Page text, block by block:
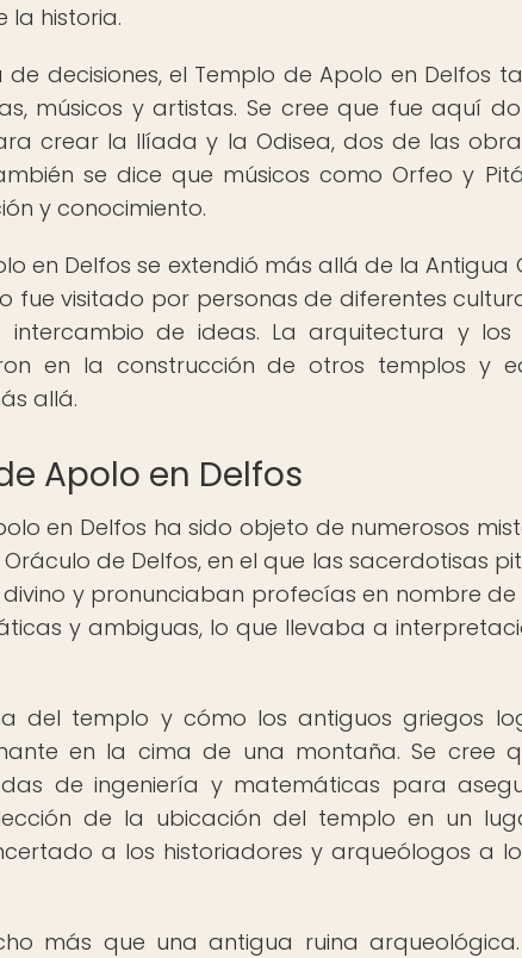
la historia.
decisiones, el Templo de Apolo en Delfos
músicos y artistas. Se cree que fue aquí
crear la Ilíada y la Odisea, dos de las
se dice que músicos como Orfeo y
y conocimiento.
en Delfos se extendió más allá de la Antigua
fue visitado por personas de diferentes
de ideas. La arquitectura y los
en la construcción de otros templos y
allá.
Apolo en Delfos
en Delfos ha sido objeto de numerosos
de Delfos, en el que las sacerdotisas
y pronunciaban profecías en nombre de
y ambiguas, lo que llevaba a
del templo y cómo los antiguos griegos
en la cima de una montaña. Se cree
de ingeniería y matemáticas para
de la ubicación del templo en un
a los historiadores y arqueólogos a
más que una antigua ruina arqueológica.